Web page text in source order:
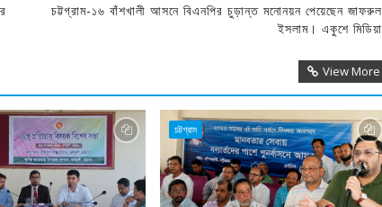
চট্টগ্রাম-১৬ বাঁশখালী আসনে বিএনপির চুড়ান্ত মনোনয়ন পেয়েছেন জাফরুল
ইসলাম। একুশে মিডিয়া
View More
চট্টগ্রাম